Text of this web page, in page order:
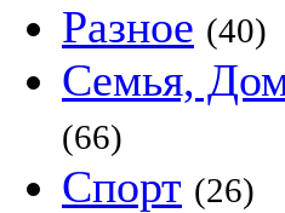
Разное (40)
Семья,
(66)
Спорт (26)